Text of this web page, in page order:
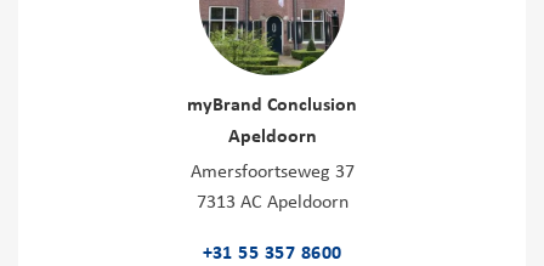
myBrand Conclusion
Apeldoorn
Amersfoortseweg 37
7313 AC Apeldoorn
+31 55 357 8600